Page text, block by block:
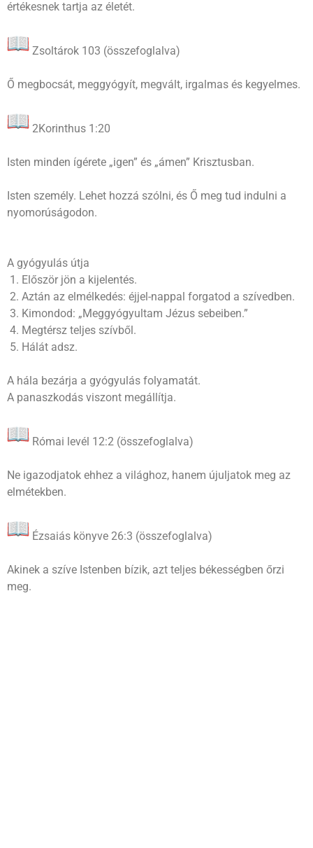
értékesnek tartja az életét.
Zsoltárok 103 (összefoglalva)
Ő megbocsát, meggyógyít, megvált, irgalmas és kegyelmes.
2Korinthus 1:20
Isten minden ígérete „igen” és „ámen” Krisztusban.
Isten személy. Lehet hozzá szólni, és Ő meg tud indulni a
nyomorúságodon.
A gyógyulás útja
1. Először jön a kijelentés.
2. Aztán az elmélkedés: éjjel-nappal forgatod a szívedben.
3. Kimondod: „Meggyógyultam Jézus sebeiben.”
4. Megtérsz teljes szívből.
5. Hálát adsz.
A hála bezárja a gyógyulás folyamatát.
A panaszkodás viszont megállítja.
Római levél 12:2 (összefoglalva)
Ne igazodjatok ehhez a világhoz, hanem újuljatok meg az
elmétekben.
Ézsaiás könyve 26:3 (összefoglalva)
Akinek a szíve Istenben bízik, azt teljes békességben őrzi
meg.